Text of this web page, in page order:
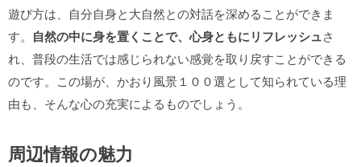
遊び方は、自分自身と大自然との対話を深めることができま
す。 自然の中に身を置くことで、心身ともにリフレッシュさ
れ、普段の生活では感じられない感覚を取り戻すことができる
のです。この場が、かおり風景１００選として知られている理
由も、そんな心の充実によるものでしょう。
周辺情報の魅力